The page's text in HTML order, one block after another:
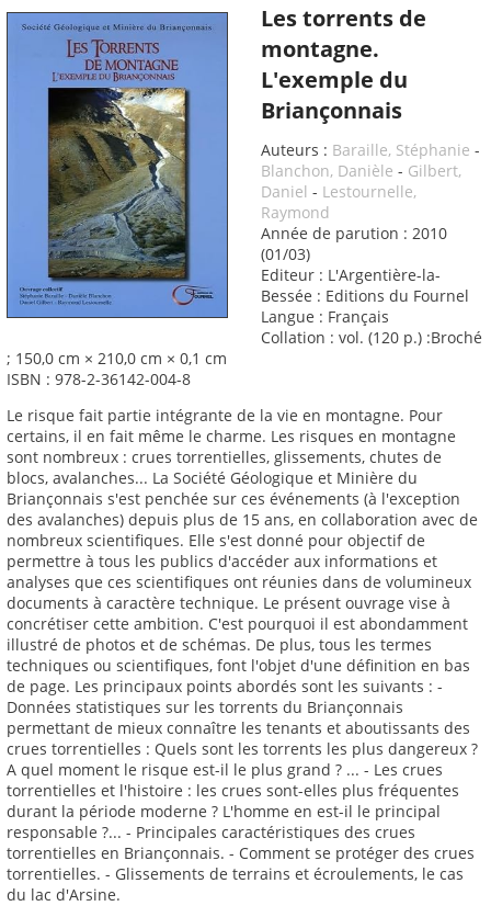
Les torrents de
montagne.
L'exemple du
Briançonnais
Auteurs : Baraille, Stéphanie -
Blanchon, Danièle - Gilbert,
Daniel - Lestournelle,
Raymond
Année de parution : 2010
(01/03)
Editeur : L'Argentière-la-
Bessée : Editions du Fournel
Langue : Français
Collation : vol. (120 p.) :Broché
; 150,0 cm × 210,0 cm × 0,1 cm
ISBN : 978-2-36142-004-8
Le risque fait partie intégrante de la vie en montagne. Pour
certains, il en fait même le charme. Les risques en montagne
sont nombreux : crues torrentielles, glissements, chutes de
blocs, avalanches... La Société Géologique et Minière du
Briançonnais s'est penchée sur ces événements (à l'exception
des avalanches) depuis plus de 15 ans, en collaboration avec de
nombreux scientifiques. Elle s'est donné pour objectif de
permettre à tous les publics d'accéder aux informations et
analyses que ces scientifiques ont réunies dans de volumineux
documents à caractère technique. Le présent ouvrage vise à
concrétiser cette ambition. C'est pourquoi il est abondamment
illustré de photos et de schémas. De plus, tous les termes
techniques ou scientifiques, font l'objet d'une définition en bas
de page. Les principaux points abordés sont les suivants : -
Données statistiques sur les torrents du Briançonnais
permettant de mieux connaître les tenants et aboutissants des
crues torrentielles : Quels sont les torrents les plus dangereux ?
A quel moment le risque est-il le plus grand ? ... - Les crues
torrentielles et l'histoire : les crues sont-elles plus fréquentes
durant la période moderne ? L'homme en est-il le principal
responsable ?... - Principales caractéristiques des crues
torrentielles en Briançonnais. - Comment se protéger des crues
torrentielles. - Glissements de terrains et écroulements, le cas
du lac d'Arsine.